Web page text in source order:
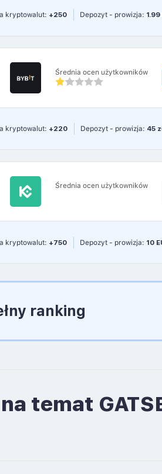
kryptowalut: +250 Depozyt - prowizja: 1.99
Średnia ocen użytkowników
kryptowalut: +220 Depozyt - prowizja: 45
Średnia ocen użytkowników
kryptowalut: +750 Depozyt - prowizja: 10
ranking
temat